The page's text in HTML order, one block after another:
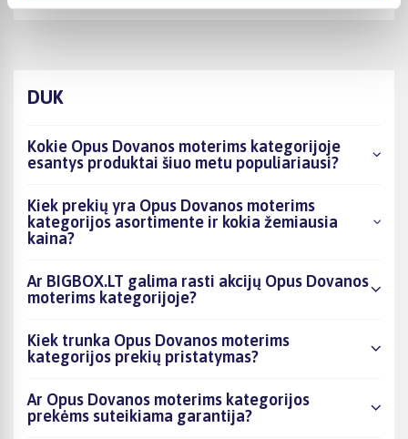
DUK
Kokie Opus Dovanos moterims kategorijoje
esantys produktai šiuo metu populiariausi?
Kiek prekių yra Opus Dovanos moterims
kategorijos asortimente ir kokia žemiausia
kaina?
Ar BIGBOX.LT galima rasti akcijų Opus Dovanos
moterims kategorijoje?
Kiek trunka Opus Dovanos moterims
kategorijos prekių pristatymas?
Ar Opus Dovanos moterims kategorijos
prekėms suteikiama garantija?